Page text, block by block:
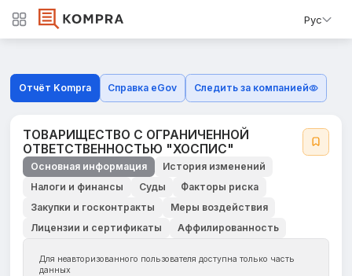
Рус
Отчёт Kompra Справка eGov Следить за компанией
ТОВАРИЩЕСТВО С ОГРАНИЧЕННОЙ
ОТВЕТСТВЕННОСТЬЮ "ХОСПИС"
Основная информация
История изменений
Налоги и финансы
Суды
Факторы риска
Закупки и госконтракты
Меры воздействия
Лицензии и сертификаты
Аффилированность
Для неавторизованного пользователя доступна только часть
данных